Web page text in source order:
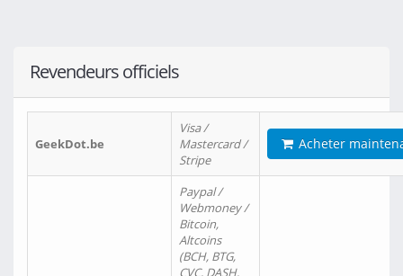
Revendeurs officiels
GeekDot.be
Visa /
Mastercard /
Stripe
Acheter
Paypal /
Webmoney /
Bitcoin,
Altcoins
(BCH, BTG,
CVC, DASH,